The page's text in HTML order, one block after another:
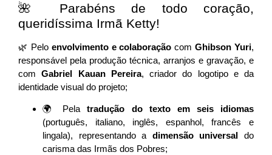
🌺 Parabéns de todo coração,
queridíssima Irmã Ketty!
🌿 Pelo envolvimento e colaboração comGhibson Yuri,
responsável pela produção técnica, arranjos e gravação, e
comGabriel Kauan Pereira, criador do logotipo e da
identidade visual do projeto;
🌍 Pelatradução do texto em seis idiomas
(português, italiano, inglês, espanhol, francês e
lingala), representando a dimensão universal do
carisma das Irmãs dos Pobres;